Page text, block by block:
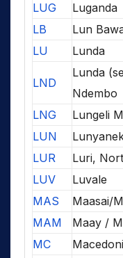
LUG
Luganda
LB
Lun
LU
Lunda
LND
Lunda
Ndembo
LNG
Lungeli
LUN
LUR
Luri,
LUV
Luvale
MAS
Maasai/
MAM
Maay /
MC